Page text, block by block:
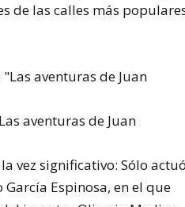
de las calles más
aventuras de Juan
vez significativo: Sólo
Espinosa, en el que